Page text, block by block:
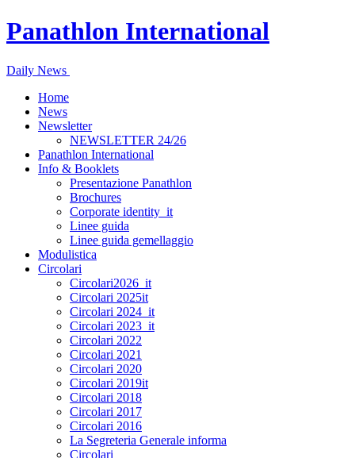
Panathlon International
Daily News
Home
News
Newsletter
NEWSLETTER 24/26
Panathlon International
Info & Booklets
Presentazione Panathlon
Brochures
Corporate identity_it
Linee guida
Linee guida gemellaggio
Modulistica
Circolari
Circolari2026_it
Circolari 2025it
Circolari 2024_it
Circolari 2023_it
Circolari 2022
Circolari 2021
Circolari 2020
Circolari 2019it
Circolari 2018
Circolari 2017
Circolari 2016
La Segreteria Generale informa
Circolari